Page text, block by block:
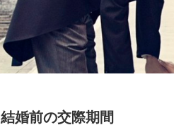
結婚前の交際期間